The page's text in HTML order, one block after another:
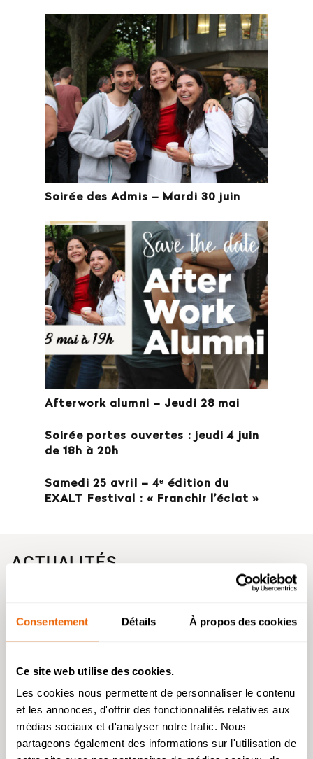
Consentement Détails À propos des cookies
Ce site web utilise des cookies.
Les cookies nous permettent de personnaliser le contenu
et les annonces, d'offrir des fonctionnalités relatives aux
médias sociaux et d'analyser notre trafic. Nous
partageons également des informations sur l'utilisation de
Soirée des Admis – Mardi 30 juin
Afterwork alumni – Jeudi 28 mai
Soirée portes ouvertes : jeudi 4 juin
de 18h à 20h
Samedi 25 avril – 4ᵉ édition du
EXALT Festival : « Franchir l’éclat »
ACTUALITÉS
Admission 2026
Bachelor Management Innovation et